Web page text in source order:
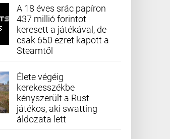
A 18 éves srác papíron
437 millió forintot
keresett a játékával, de
csak 650 ezret kapott a
Steamtől
Élete végéig
kerekesszékbe
kényszerült a Rust
játékos, aki swatting
áldozata lett